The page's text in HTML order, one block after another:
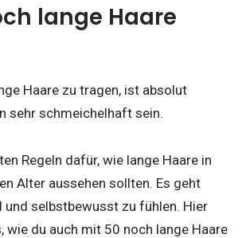
lange Haare
Haare zu tragen, ist absolut
sehr schmeichelhaft sein.
Regeln dafür, wie lange Haare in
Alter aussehen sollten. Es geht
und selbstbewusst zu fühlen. Hier
wie du auch mit 50 noch lange Haare